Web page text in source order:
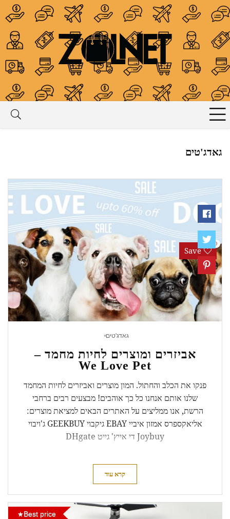
גאדג'טים
Save
0
גאדג'טים
אביזרים ומוצרים לחיות מחמד –
We Love Pet
פנקו את הכלב והחתול. המון מוצרים ואביזרים לחיות המחמד
שלנו אותם אנחנו כל כך אוהבים! מבצעים רבים ברחבי
הרשת, אנו ממליצים על האתרים הבאים למציאת מוצרים:
אליאקספרס אמזון איביי EBAY גיקבוי GEEKBUY ג'ויבוי
Joybuy די אייץ' גייט DHgate
קרא עוד
Best price